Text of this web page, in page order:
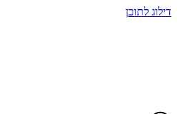
דילוג לתוכן